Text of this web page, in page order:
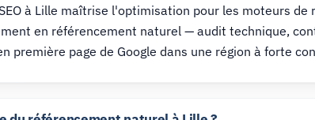
à Lille maîtrise l'optimisation pour les moteurs
en référencement naturel — audit technique,
première page de Google dans une région à forte